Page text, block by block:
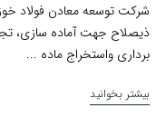
شرکت توسعه معادن فولاد
ذیصلاح جهت آماده سازی،
برداری واستخراج ماده ...
بیشتر بخوانید